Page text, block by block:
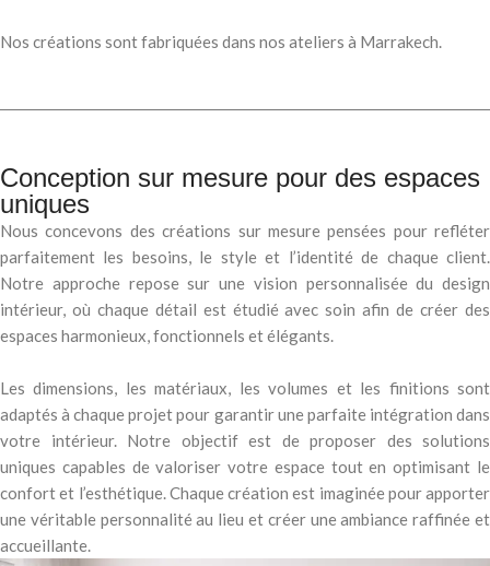
Nos créations sont fabriquées dans nos ateliers à Marrakech.
Conception sur mesure pour des espaces
uniques
Nous concevons des créations sur mesure pensées pour refléter
parfaitement les besoins, le style et l’identité de chaque client.
Notre approche repose sur une vision personnalisée du design
intérieur, où chaque détail est étudié avec soin afin de créer des
espaces harmonieux, fonctionnels et élégants.
Les dimensions, les matériaux, les volumes et les finitions sont
adaptés à chaque projet pour garantir une parfaite intégration dans
votre intérieur. Notre objectif est de proposer des solutions
uniques capables de valoriser votre espace tout en optimisant le
confort et l’esthétique. Chaque création est imaginée pour apporter
une véritable personnalité au lieu et créer une ambiance raffinée et
accueillante.